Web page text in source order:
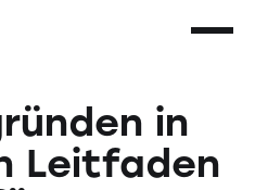
in
Leitfaden